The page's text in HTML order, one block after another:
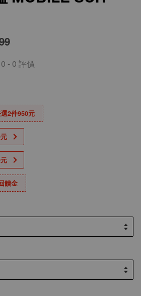
0 - 0 評價
2件950元
饋金